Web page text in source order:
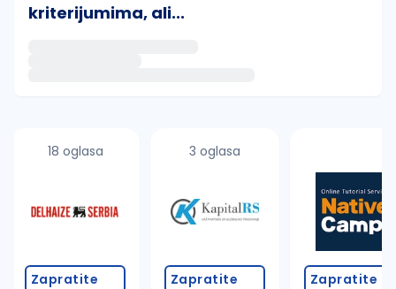
kriterijumima, ali...
proverite pravopisne greške (koristite č, ć, š, đ,
promenite odabrane filtere pretrage
18 oglasa
Zapratite
3 oglasa
Zapratite Zapratite